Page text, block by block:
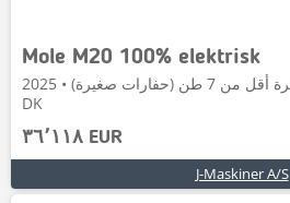
Mole M20 100% elektrisk
حفارات صغيرة أقل من 7 طن (حفارات صغيرة) • 2025 • Rødekro,
DK
٣٦٬١١٨ EUR
J-Maskiner A/S